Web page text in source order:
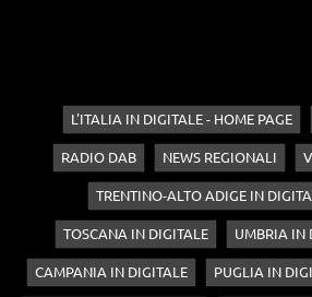
L'ITALIA IN DIGITALE - HOME PAGE
RADIO DAB NEWS REGIONALI
TRENTINO-ALTO ADIGE IN
TOSCANA IN DIGITALE UMBRIA IN
CAMPANIA IN DIGITALE PUGLIA IN